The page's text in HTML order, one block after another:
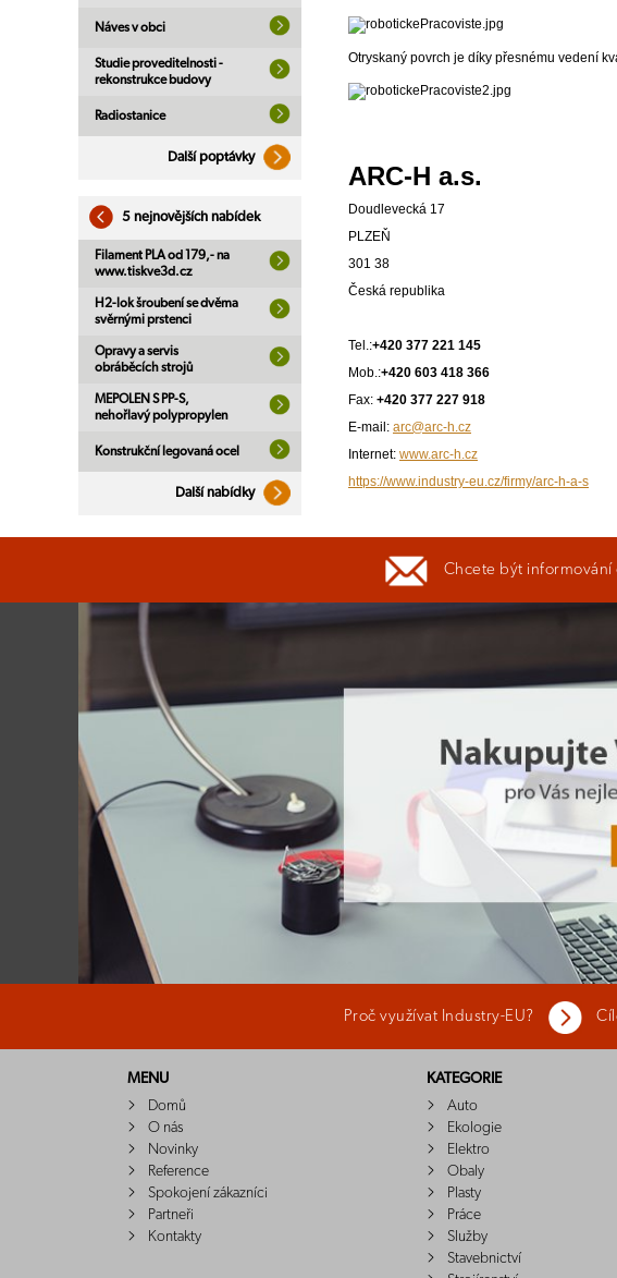
Náves v obci
Studie proveditelnosti -
rekonstrukce budovy
Radiostanice
Další poptávky
5 nejnovějších nabídek
Filament PLA od 179,- na
www.tiskve3d.cz
H2-lok šroubení se dvěma
svěrnými prstenci
Opravy a servis
obráběcích strojů
MEPOLEN S PP-S,
nehořlavý polypropylen
Konstrukční legovaná ocel
Další nabídky
Otryskaný povrch je díky přesnému vedení
ARC-H a.s.
Doudlevecká 17
PLZEŇ
301 38
Česká republika
Tel.:+420 377 221 145
Mob.:+420 603 418 366
Fax: +420 377 227 918
E-mail: arc@arc-h.cz
Internet: www.arc-h.cz
https://www.industry-eu.cz/firmy/arc-h-a-s
Chcete být informování
Proč využívat Industry-EU?
MENU
Domů
O nás
Novinky
Reference
Spokojení zákazníci
Partneři
Kontakty
KATEGORIE
Auto
Ekologie
Elektro
Obaly
Plasty
Práce
Služby
Stavebnictví